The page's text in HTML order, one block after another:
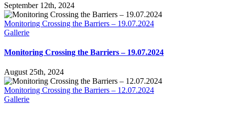
September 12th, 2024
Monitoring Crossing the Barriers – 19.07.2024
Gallerie
Monitoring Crossing the Barriers – 19.07.2024
August 25th, 2024
Monitoring Crossing the Barriers – 12.07.2024
Gallerie